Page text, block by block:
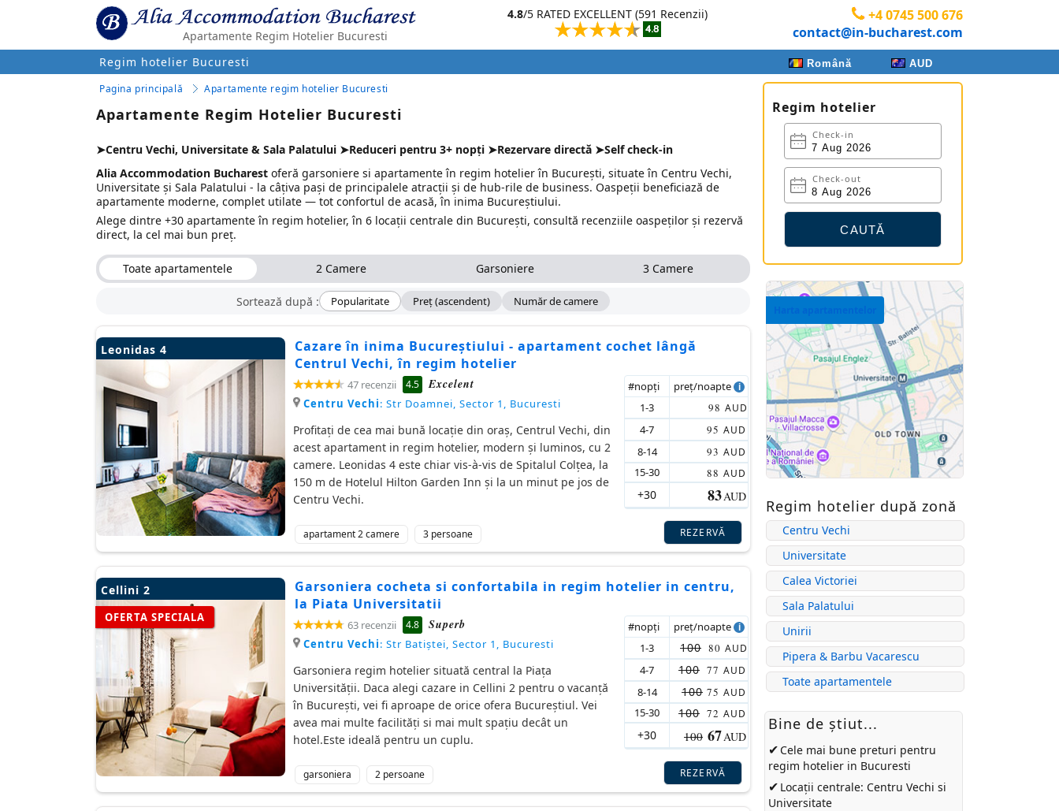
Apartamente Regim Hotelier Bucuresti
4.8/5 RATED EXCELLENT (591 Recenzii)
+4 0745 500 676
contact@in-bucharest.com
Regim hotelier Bucuresti Română AUD
Pagina principală Apartamente regim hotelier Bucuresti
Apartamente Regim Hotelier Bucuresti
➤Centru Vechi, Universitate & Sala Palatului ➤Reduceri pentru 3+ nopți ➤Rezervare directă ➤Self check-in
Alia Accommodation Bucharest oferă garsoniere si apartamente în regim hotelier în București, situate în Centru Vechi,
Universitate și Sala Palatului - la câțiva pași de principalele atracții și de hub-rile de business. Oaspeții beneficiază de
apartamente moderne, complet utilate — tot confortul de acasă, în inima Bucureștiului.
Alege dintre +30 apartamente în regim hotelier, în 6 locații centrale din București, consultă recenziile oaspeților și rezervă
direct, la cel mai bun preț.
Toate apartamentele 2 Camere Garsoniere 3 Camere
Sortează după : Popularitate Preţ (ascendent) Număr de camere
Leonidas 4
Cazare în inima Bucureștiului - apartament cochet lângă
Centrul Vechi, în regim hotelier
47 recenzii 4.5 Excelent
Centru Vechi: Str Doamnei, Sector 1, Bucuresti
Profitați de cea mai bună locație din oraș, Centrul Vechi, din
acest apartament in regim hotelier, modern și luminos, cu 2
camere. Leonidas 4 este chiar vis-à-vis de Spitalul Colțea, la
150 m de Hotelul Hilton Garden Inn și la un minut pe jos de
Centru Vechi.
#nopţi
preţ/noapte
1-3
98 AUD
4-7 95 AUD
8-14 93 AUD
15-30 88 AUD
+30 83AUD
apartament 2 camere 3 persoane REZERVĂ
Cellini 2
OFERTA SPECIALA
Garsoniera cocheta si confortabila in regim hotelier in centru,
la Piata Universitatii
63 recenzii 4.8 Superb
Centru Vechi: Str Batiștei, Sector 1, Bucuresti
Garsoniera regim hotelier situată central la Piața
Universității. Daca alegi cazare in Cellini 2 pentru o vacanță
în București, vei fi aproape de orice ofera Bucureștiul. Vei
avea mai multe facilități si mai mult spațiu decât un
hotel.Este ideală pentru un cuplu.
#nopţi
preţ/noapte
1-3
100 80 AUD
4-7 100 77 AUD
8-14 100 75 AUD
15-30 100 72 AUD
+30 100 67AUD
garsoniera 2 persoane REZERVĂ
Regim hotelier
Check-in
Check-out
Regim hotelier după zonă
Centru Vechi
Universitate
Calea Victoriei
Sala Palatului
Unirii
Pipera & Barbu Vacarescu
Toate apartamentele
Bine de ştiut...
✔ Cele mai bune preturi pentru
regim hotelier in Bucuresti
✔ Locații centrale: Centru Vechi si
Universitate